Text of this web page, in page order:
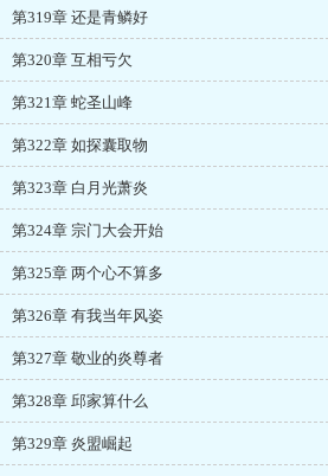
第319章 还是青鳞好
第320章 互相亏欠
第321章 蛇圣山峰
第322章 如探囊取物
第323章 白月光萧炎
第324章 宗门大会开始
第325章 两个心不算多
第326章 有我当年风姿
第327章 敬业的炎尊者
第328章 邱家算什么
第329章 炎盟崛起